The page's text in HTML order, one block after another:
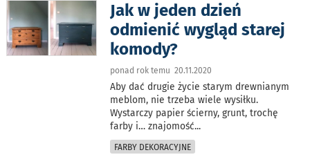
Jak w jeden dzień
odmienić wygląd starej
komody?
ponad rok temu 20.11.2020
Aby dać drugie życie starym drewnianym
meblom, nie trzeba wiele wysiłku.
Wystarczy papier ścierny, grunt, trochę
farby i… znajomość...
FARBY DEKORACYJNE